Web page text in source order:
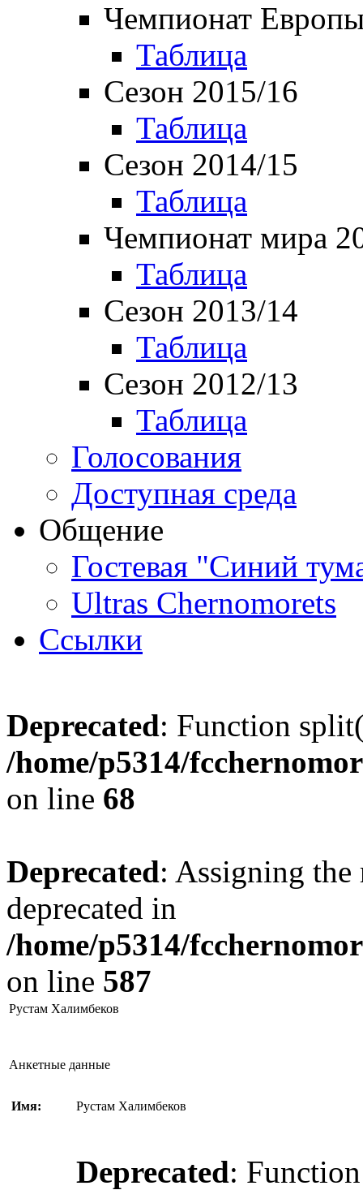
Чемпионат
Таблица
Сезон 2015/16
Таблица
Сезон 2014/15
Таблица
Чемпионат мира
Таблица
Сезон 2013/14
Таблица
Сезон 2012/13
Таблица
Голосования
Доступная среда
Общение
Гостевая "Синий
Ultras Chernomorets
Ссылки
Deprecated: Function
/home/p5314/
on line 68
Deprecated: Assigning the
deprecated in
/home/p5314/
on line 587
Рустам Халимбеков
Анкетные данные
Имя: Рустам Халимбеков
Deprecated: